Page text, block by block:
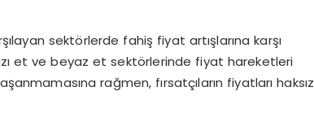
sektörlerde fahiş fiyat artışlarına karşı
et ve beyaz et sektörlerinde fiyat hareketleri
rağmen, fırsatçıların fiyatları haksız